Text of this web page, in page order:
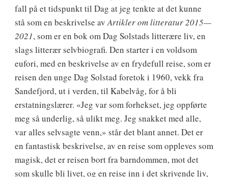
fall på et tidspunkt til Dag at jeg tenkte at det kunne
stå som en beskrivelse avArtikler om litteratur 2015—
2021, som er en bok om Dag Solstads litterære liv, en
slags litterær selvbiografi. Den starter i en voldsom
eufori, med en beskrivelse av en frydefull reise, som er
reisen den unge Dag Solstad foretok i 1960, vekk fra
Sandefjord, ut i verden, til Kabelvåg, for å bli
erstatningslærer. «Jeg var som forhekset, jeg oppførte
meg så underlig, så ulikt meg. Jeg snakket med alle,
var alles selvsagte venn,» står det blant annet. Det er
en fantastisk beskrivelse, av en reise som oppleves som
magisk, det er reisen bort fra barndommen, mot det
som skulle bli livet, og en reise inn i det skrivende liv,